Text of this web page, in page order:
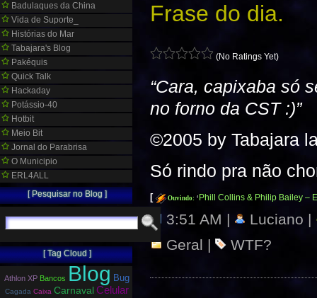
Frase do dia.
(No Ratings Yet)
“Cara, capixaba só
no forno da CST :)”
©2005 by Tabajara
Só rindo pra não
[ Ouvindo: ‘ Phill Collins & Philip Bailey –
3:51 AM |
Luciano |
Geral | WTF?
Badulaques da China
Vida de Suporte_
Histórias do Mar
Tabajara's Blog
Pakéquis
Quick Talk
Hackaday
Potássio-40
Hotbit
Meio Bit
Jornal do Parabrisa
O Municipio
ERL4ALL
[ Pesquisar no Blog ]
[ Tag Cloud ]
Athlon XP Bancos Blog Bug
Cagada Caixa Carnaval Celular